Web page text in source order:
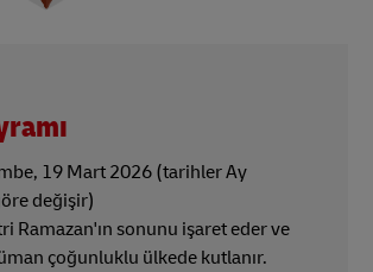
19 Mart 2026 (tarihler Ay
değişir)
Ramazan'ın sonunu işaret eder ve
çoğunluklu ülkede kutlanır.